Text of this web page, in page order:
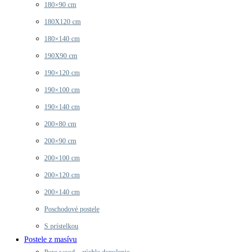
180×90 cm
180X120 cm
180×140 cm
190X90 cm
190×120 cm
190×100 cm
190×140 cm
200×80 cm
200×90 cm
200×100 cm
200×120 cm
200×140 cm
Poschodové postele
S prístelkou
Postele z masívu